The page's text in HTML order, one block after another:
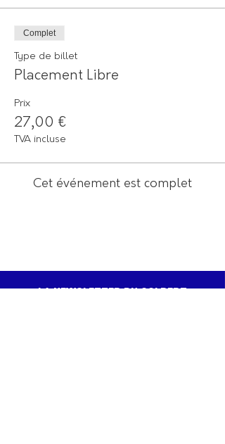
Complet
Type de billet
Placement Libre
Prix
27,00 €
TVA incluse
Cet événement est complet
LA NEWSLETTER DU COLBERT